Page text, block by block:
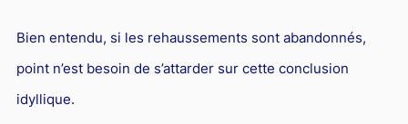
Bien entendu, si les rehaussements sont abandonnés,
point n’est besoin de s’attarder sur cette conclusion
idyllique.